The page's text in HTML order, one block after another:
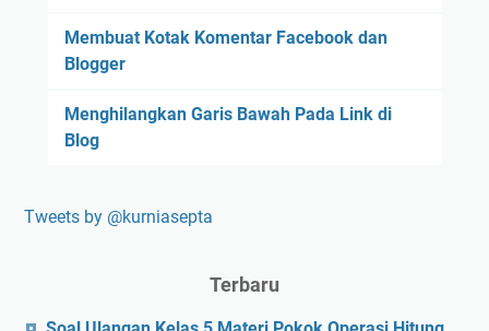
Membuat Kotak Komentar Facebook dan
Blogger
Menghilangkan Garis Bawah Pada Link di
Blog
Tweets by @kurniasepta
Terbaru